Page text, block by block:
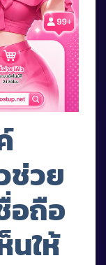
ช่วย
อถือ
นให้